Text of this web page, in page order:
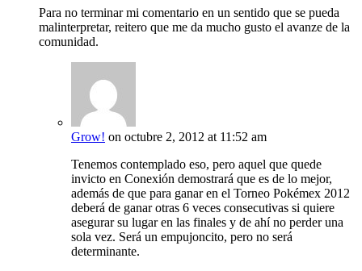
Para no terminar mi comentario en un sentido que se pueda
malinterpretar, reitero que me da mucho gusto el avanze de la
comunidad.
Grow! on octubre 2, 2012 at 11:52 am
Tenemos contemplado eso, pero aquel que quede
invicto en Conexión demostrará que es de lo mejor,
además de que para ganar en el Torneo Pokémex 2012
deberá de ganar otras 6 veces consecutivas si quiere
asegurar su lugar en las finales y de ahí no perder una
sola vez. Será un empujoncito, pero no será
determinante.